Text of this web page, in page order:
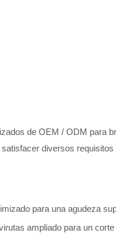
de OEM / ODM para
diversos
para una agudeza
ampliado para un corte